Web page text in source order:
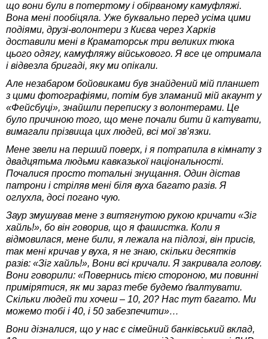
що вони були в потертому і обірваному камуфляжі.
Вона мені пообіцяла. Уже буквально перед усіма цими
подіями, друзі-волонтери з Києва через Харків
доставили мені в Краматорськ три великих тюка
цього одягу, камуфляжу військового. Я все це отримала
і відвезла бригаді, яку ми опікали.
Але незабаром бойовиками був знайдений мій планшет
з цими фотографіями, потім був зламаний мій акаунт у
«Фейсбуці», знайшли переписку з волонтерами. Це
було причиною того, що мене почали бити й катувати,
вимагали прізвища цих людей, всі мої зв’язки.
Мене звели на перший поверх, і я потрапила в кімнату з
двадцятьма людьми кавказької національності.
Почалися просто тотальні знущання. Один дістав
патрони і стріляв мені біля вуха багато разів. Я
оглухла, досі погано чую.
Заур змушував мене з витягнутою рукою кричати «Зіг
хайль!», бо він говорив, що я фашистка. Коли я
відмовилася, мене били, я лежала на підлозі, він присів,
так мені кричав у вуха, я не знаю, скільки десятків
разів: «Зіг хайль!», Вони всі кричали. Я закривала голову.
Вони говорили: «Повернись тією стороною, ми повинні
примірятися, як ми зараз тебе будемо ґвалтувати.
Скільки людей ти хочеш – 10, 20? Нас тут багато. Ми
можемо тобі і 40, і 50 забезпечити»…
Вони дізналися, що у нас є сімейний банківський вклад,